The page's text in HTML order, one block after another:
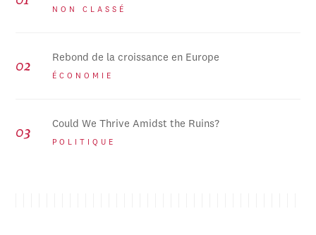
NON CLASSÉ
Rebond de la croissance en Europe
ÉCONOMIE
Could We Thrive Amidst the Ruins?
POLITIQUE